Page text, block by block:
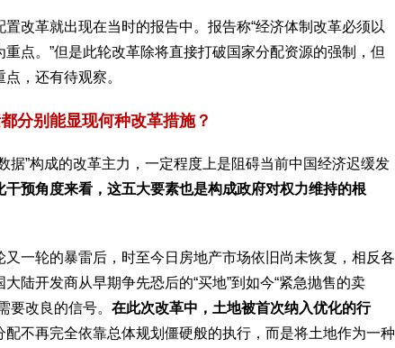
改革就出现在当时的报告中。报告称“经济体制改革必须以
点。”但是此轮改革除将直接打破国家分配资源的强制，但
，还有待观察。
分别能显现何种改革措施？
据”构成的改革主力，一定程度上是阻碍当前中国经济迟缓发
干预角度来看，这五大要素也是构成政府对权力维持的根
一轮的暴雷后，时至今日房地产市场依旧尚未恢复，相反各
陆开发商从早期争先恐后的“买地”到如今“紧急抛售的卖
要改良的信号。 在此次改革中，土地被首次纳入优化的行
配不再完全依靠总体规划僵硬般的执行，而是将土地作为一种